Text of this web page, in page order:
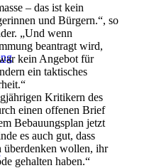
– das ist kein
und Bürgern.“, so
„Und wenn
beantragt wird,
kein Angebot für
ein taktisches
Kritikern des
einen offenen Brief
Bebauungsplan jetzt
es auch gut, dass
überdenken wollen, ihr
gehalten haben.“